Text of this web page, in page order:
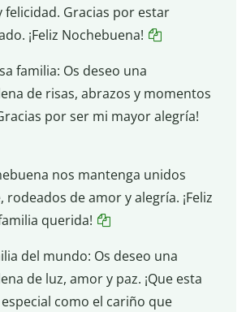
felicidad. Gracias por estar
¡Feliz Nochebuena!
familia: Os deseo una
de risas, abrazos y momentos
por ser mi mayor alegría!
nos mantenga unidos
de amor y alegría. ¡Feliz
querida!
del mundo: Os deseo una
de luz, amor y paz. ¡Que esta
como el cariño que